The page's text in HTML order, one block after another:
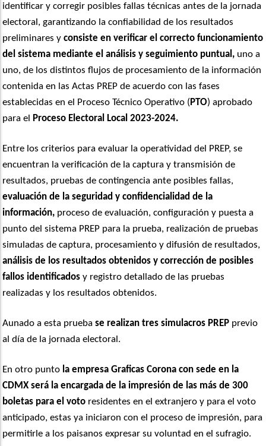
identificar y corregir posibles fallas técnicas antes de la jornada
electoral, garantizando la confiabilidad de los resultados
preliminares y consiste en verificar el correcto funcionamiento
del sistema mediante el análisis y seguimiento puntual, uno a
uno, de los distintos flujos de procesamiento de la información
contenida en las Actas PREP de acuerdo con las fases
establecidas en el Proceso Técnico Operativo ( PTO) aprobado
para el
Proceso Electoral Local 2023-2024.
Entre los criterios para evaluar la operatividad del PREP, se
encuentran la verificación de la captura y transmisión de
resultados, pruebas de contingencia ante posibles fallas,
evaluación de la seguridad y confidencialidad de la
información, proceso de evaluación, configuración y puesta a
punto del sistema PREP para la prueba, realización de pruebas
simuladas de captura, procesamiento y difusión de resultados,
análisis de los resultados obtenidos y corrección de posibles
fallos identificados y registro detallado de las pruebas
realizadas y los resultados obtenidos.
Aunado a esta prueba se realizan tres simulacros PREP previo
al día de la jornada electoral.
En otro punto la empresa Graficas Corona con sede en la
CDMX será la encargada de la impresión de las más de 300
boletas para el voto residentes en el extranjero y para el voto
anticipado, estas ya iniciaron con el proceso de impresión, para
permitirle a los paisanos expresar su voluntad en el sufragio.